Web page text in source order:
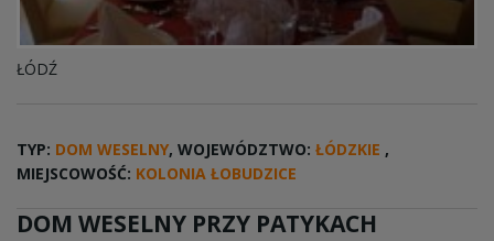
ŁÓDŹ
TYP: DOM WESELNY, WOJEWÓDZTWO: ŁÓDZKIE ,
MIEJSCOWOŚĆ: KOLONIA ŁOBUDZICE
DOM WESELNY PRZY PATYKACH